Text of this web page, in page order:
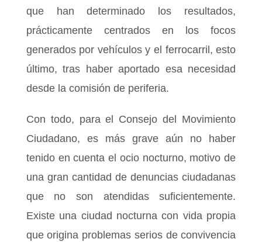
que han determinado los resultados,
prácticamente centrados en los focos
generados por vehículos y el ferrocarril, esto
último, tras haber aportado esa necesidad
desde la comisión de periferia.
Con todo, para el Consejo del Movimiento
Ciudadano, es más grave aún no haber
tenido en cuenta el ocio nocturno, motivo de
una gran cantidad de denuncias ciudadanas
que no son atendidas suficientemente.
Existe una ciudad nocturna con vida propia
que origina problemas serios de convivencia